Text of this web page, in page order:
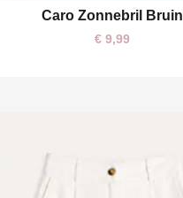
One size
Caro Zonnebril Bruin
€ 9,99